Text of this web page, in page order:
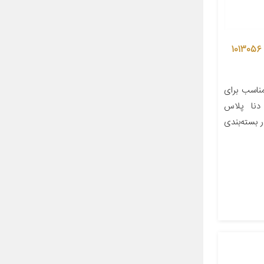
کابل کلاچ خودرو مدل اتوماتیک کد 1013056
برای
پلاس
بسته‌بندی